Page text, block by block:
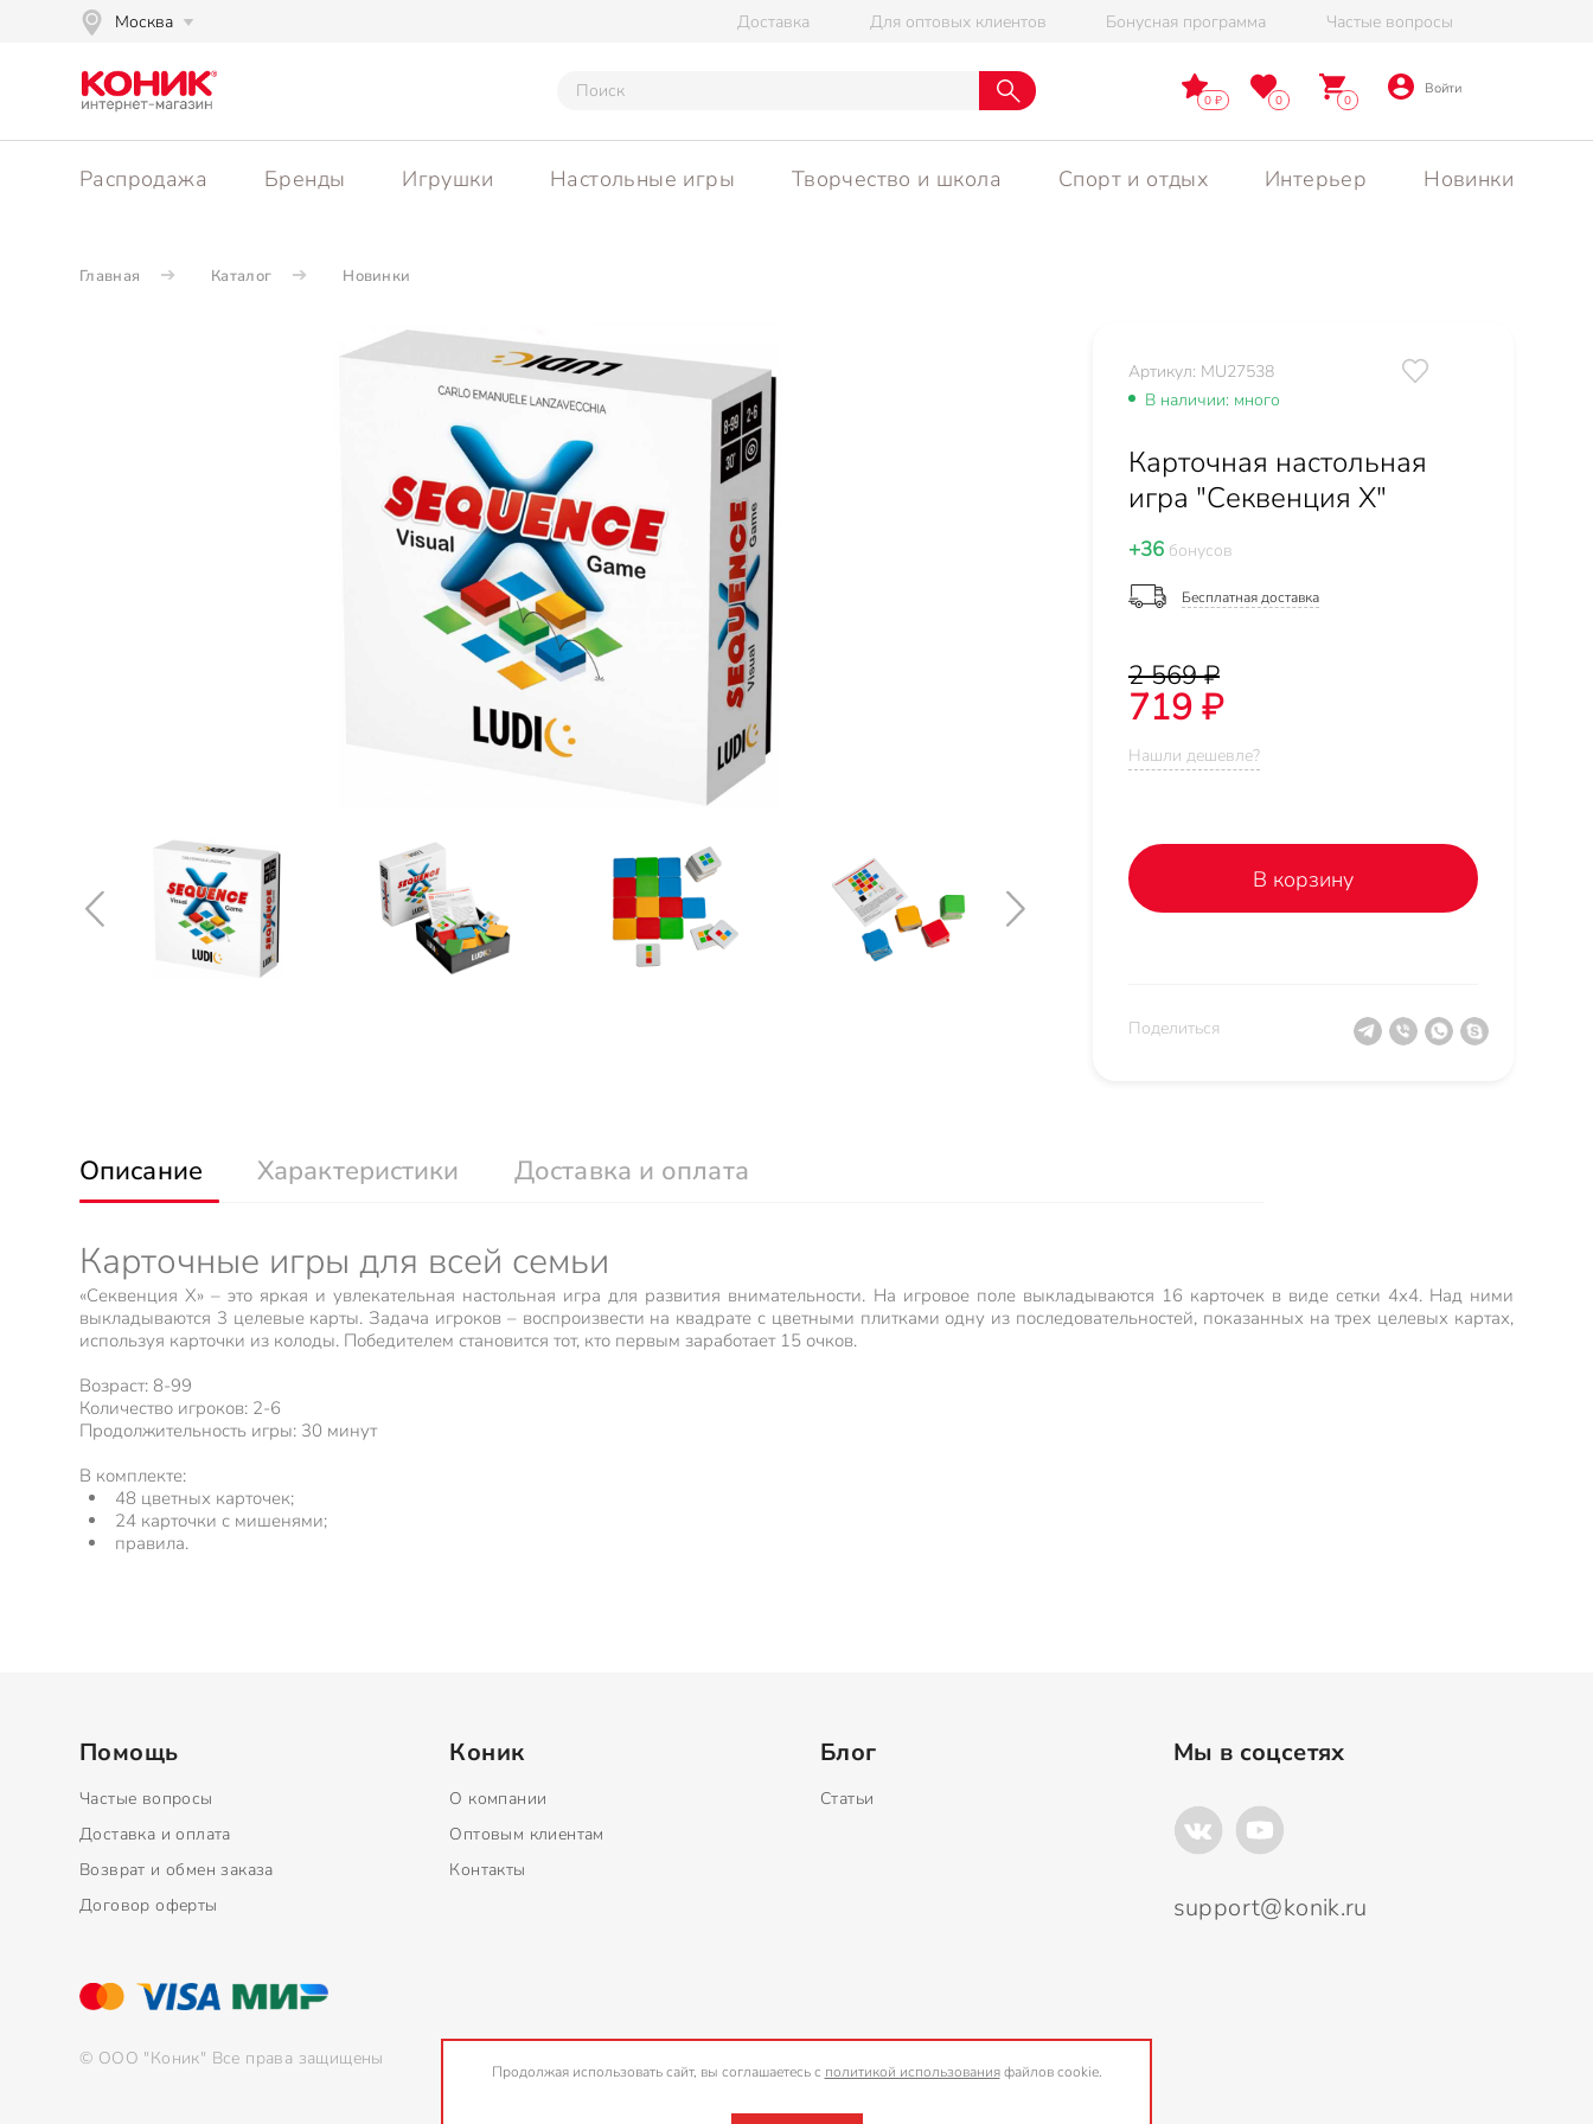
Москва Доставка Для оптовых клиентов Бонусная программа Частые вопросы
0 0 0
Войти
Распродажа Бренды Игрушки Настольные игры Творчество и школа Спорт и отдых Интерьер Новинки
Главная Каталог Новинки
Артикул: MU27538
В наличии: много
Карточная настольная
игра "Секвенция Х"
+36бонусов
Бесплатная доставка
2 569 ₽
719 ₽
Нашли дешевле?
В корзину
Поделиться
Описание Характеристики Доставка и оплата
Карточные игры для всей семьи
«Секвенция X» – это яркая и увлекательная настольная игра для развития внимательности. На игровое поле выкладываются 16 карточек в виде сетки 4х4. Над ними
выкладываются 3 целевые карты. Задача игроков – воспроизвести на квадрате с цветными плитками одну из последовательностей, показанных на трех целевых картах,
используя карточки из колоды. Победителем становится тот, кто первым заработает 15 очков.
Возраст: 8-99
Количество игроков: 2-6
Продолжительность игры: 30 минут
В комплекте:
48 цветных карточек;
24 карточки с мишенями;
правила.
Помощь
Частые вопросы
Доставка и оплата
Возврат и обмен заказа
Договор оферты
Коник
О компании
Оптовым клиентам
Контакты
Блог
Статьи
Мы в соцсетях
support@konik.ru
© ООО "Коник" Все права защищены
Продолжая использовать сайт, вы соглашаетесь с политикой использованияфайлов cookie.